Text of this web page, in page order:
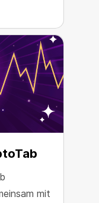
mit